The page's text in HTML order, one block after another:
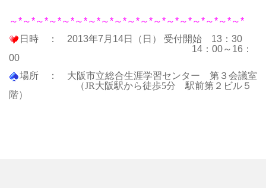
～*～*～*～*～*～*～*～*～*～*～*～*～*～*～*～*～*～*
日時 ： 2013年7月14日（日） 受付開始 13：30
14：00～16：
00
場所 ： 大阪市立総合生涯学習センター 第３会議室
（JR大阪駅から徒歩5分 駅前第２ビル５
階）